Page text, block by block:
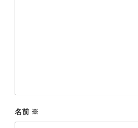
名前 ※